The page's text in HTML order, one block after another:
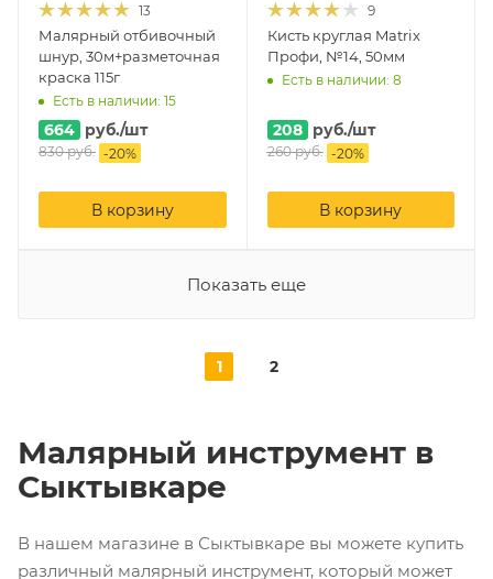
13
Малярный отбивочный
шнур, 30м+разметочная
краска 115г
Есть в наличии: 15
664 руб./шт
830руб. -20%
В корзину
9
Кисть круглая Matrix
Профи, №14, 50мм
Есть в наличии: 8
208 руб./шт
260руб. -20%
В корзину
Показать еще
1 2
Малярный инструмент в
Сыктывкаре
В нашем магазине в Сыктывкаре вы можете купить
различный малярный инструмент, который может